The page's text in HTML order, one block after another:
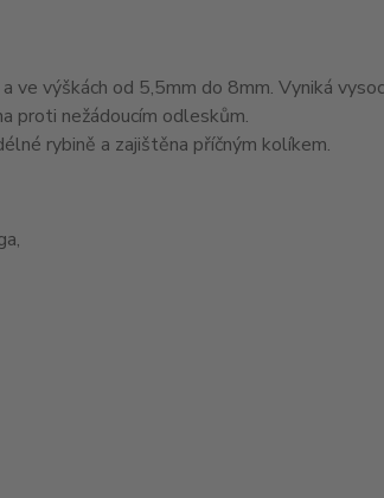
výškách od 5,5mm do 8mm. Vyniká
proti nežádoucím odleskům.
rybině a zajištěna příčným kolíkem.